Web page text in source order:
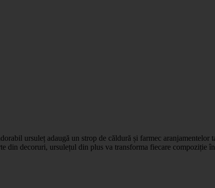
ursuleț adaugă un strop de căldură și farmec
din decoruri, ursulețul din plus va transforma fiecare compoziție